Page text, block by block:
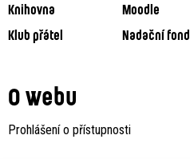
Knihovna
Moodle
Klub přátel
Nadační fond
O webu
Prohlášení o přístupnosti